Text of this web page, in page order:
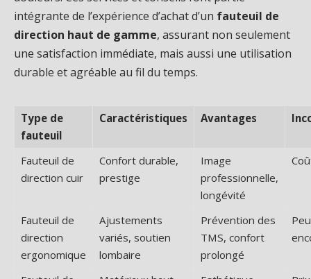
intégrante de l’expérience d’achat d’un fauteuil de
direction haut de gamme, assurant non seulement
une satisfaction immédiate, mais aussi une utilisation
durable et agréable au fil du temps.
Type de
fauteuil
Caractéristiques Avantages
Fauteuil de
direction cuir
Confort durable,
prestige
Image
professionnelle,
longévité
Fauteuil de
direction
ergonomique
Ajustements
variés, soutien
lombaire
Prévention des
TMS, confort
prolongé